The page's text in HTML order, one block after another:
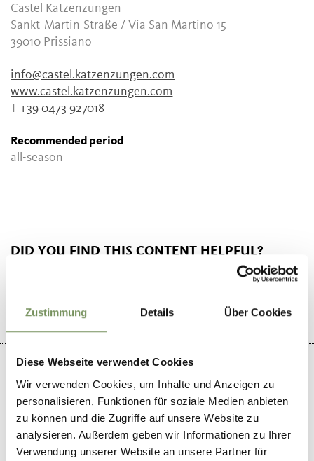
Zustimmung Details Über Cookies
Diese Webseite verwendet Cookies
Wir verwenden Cookies, um Inhalte und Anzeigen zu
personalisieren, Funktionen für soziale Medien anbieten
zu können und die Zugriffe auf unsere Website zu
analysieren. Außerdem geben wir Informationen zu Ihrer
Verwendung unserer Website an unsere Partner für
Castel Katzenzungen
Sankt-Martin-Straße / Via San Martino 15
39010 Prissiano
info@castel.katzenzungen.com
www.castel.katzenzungen.com
T+39 0473 927018
Recommended period
all-season
DID YOU FIND THIS CONTENT HELPFUL?
+
−